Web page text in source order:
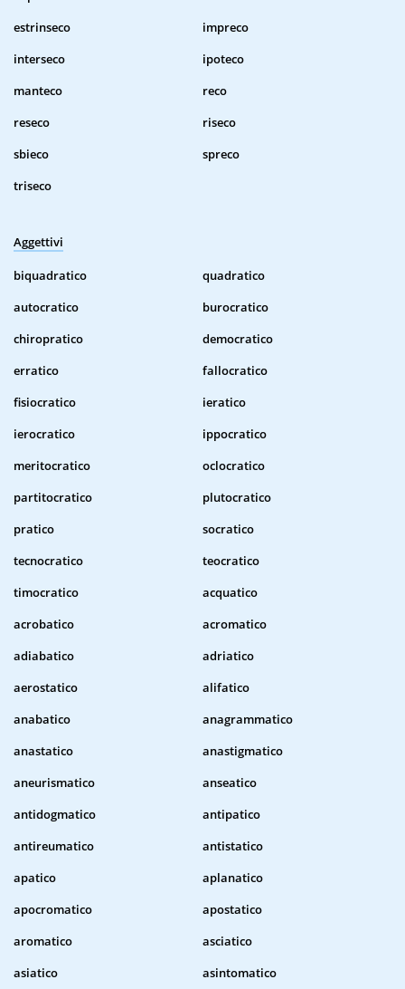
estrinseco
impreco
interseco
ipoteco
manteco
reco
reseco
riseco
sbieco
spreco
triseco
Aggettivi
biquadratico
quadratico
autocratico
burocratico
chiropratico
democratico
erratico
fallocratico
fisiocratico
ieratico
ierocratico
ippocratico
meritocratico
oclocratico
partitocratico
plutocratico
pratico
socratico
tecnocratico
teocratico
timocratico
acquatico
acrobatico
acromatico
adiabatico
adriatico
aerostatico
alifatico
anabatico
anagrammatico
anastatico
anastigmatico
aneurismatico
anseatico
antidogmatico
antipatico
antireumatico
antistatico
apatico
aplanatico
apocromatico
apostatico
aromatico
asciatico
asiatico
asintomatico